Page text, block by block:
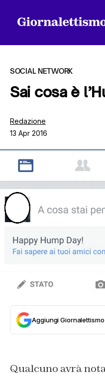
Chi siamo
Contatti
SOCIAL NETWORK
Sai cosa è
Redazione
13 Apr 2016
Aggiungi
Qualcuno avrà